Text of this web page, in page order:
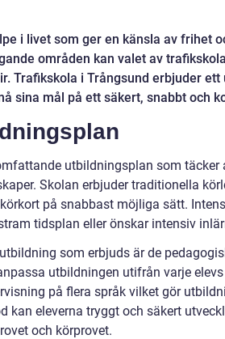
i livet som ger en känsla av frihet
områden kan valet av
Trafikskola i Trångsund erbjuder
sina mål på ett säkert, snabbt och
utbildningsplan som
Skolan erbjuder traditionella
på snabbast möjliga sätt.
tidsplan eller önskar intensiv
som erbjuds är de
utbildningen utifrån varje
på flera språk vilket gör
kan eleverna tryggt och säkert
och körprovet.